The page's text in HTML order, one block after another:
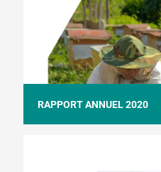
RAPPORT ANNUEL 2020